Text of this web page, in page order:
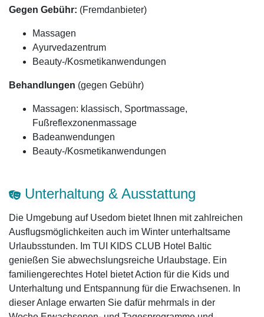
Gegen Gebühr: (Fremdanbieter)
Massagen
Ayurvedazentrum
Beauty-/Kosmetikanwendungen
Behandlungen (gegen Gebühr)
Massagen: klassisch, Sportmassage,
Fußreflexzonenmassage
Badeanwendungen
Beauty-/Kosmetikanwendungen
Unterhaltung & Ausstattung
Die Umgebung auf Usedom bietet Ihnen mit zahlreichen
Ausflugsmöglichkeiten auch im Winter unterhaltsame
Urlaubsstunden. Im TUI KIDS CLUB Hotel Baltic
genießen Sie abwechslungsreiche Urlaubstage. Ein
familiengerechtes Hotel bietet Action für die Kids und
Unterhaltung und Entspannung für die Erwachsenen. In
dieser Anlage erwarten Sie dafür mehrmals in der